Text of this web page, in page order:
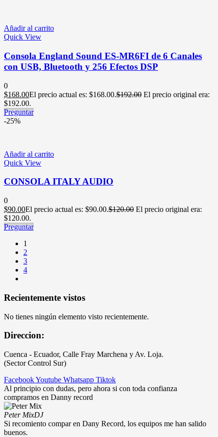
Añadir al carrito
Quick View
Consola England Sound ES-MR6FI de 6 Canales
con USB, Bluetooth y 256 Efectos DSP
0
$168.00El precio actual es: $168.00.$192.00 El precio original era:
$192.00.
Preguntar
-25%
Añadir al carrito
Quick View
CONSOLA ITALY AUDIO
0
$90.00El precio actual es: $90.00.$120.00 El precio original era:
$120.00.
Preguntar
1
2
3
4
Recientemente vistos
No tienes ningún elemento visto recientemente.
Direccion:
Cuenca - Ecuador, Calle Fray Marchena y Av. Loja.
(Sector Control Sur)
FacebookYoutube Whatsapp Tiktok
Al principio con dudas, pero ahora si con toda confianza
compramos en Danny record
Peter MixDJ
Si recomiento compar en Dany Record, los equipos me han salido
buenos.